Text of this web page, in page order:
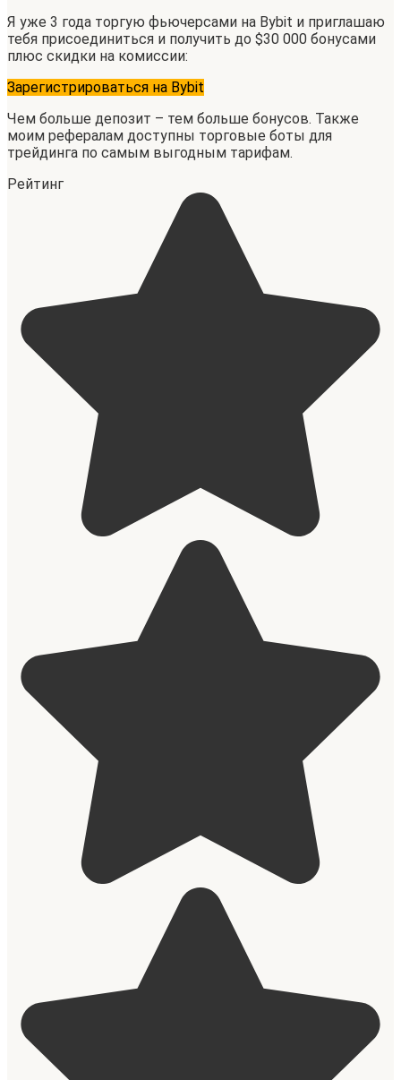
Я уже 3 года торгую фьючерсами на Bybit и приглашаю
тебя присоединиться и получить до $30 000 бонусами
плюс скидки на комиссии:
Зарегистрироваться на Bybit
Чем больше депозит – тем больше бонусов. Также
моим рефералам доступны торговые боты для
трейдинга по самым выгодным тарифам.
Рейтинг